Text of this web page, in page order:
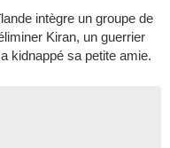
intègre un groupe de
Kiran, un guerrier
kidnappé sa petite amie.